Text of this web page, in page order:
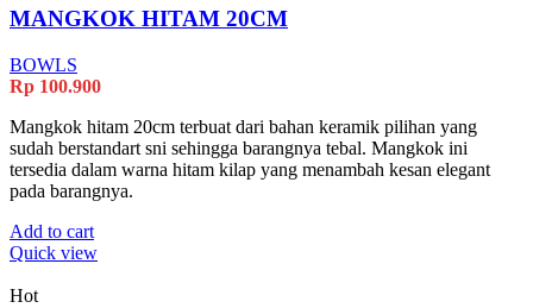
MANGKOK HITAM 20CM
BOWLS
Rp 100.900
Mangkok hitam 20cm terbuat dari bahan keramik pilihan yang
sudah berstandart sni sehingga barangnya tebal. Mangkok ini
tersedia dalam warna hitam kilap yang menambah kesan elegant
pada barangnya.
Add to cart
Quick view
Hot